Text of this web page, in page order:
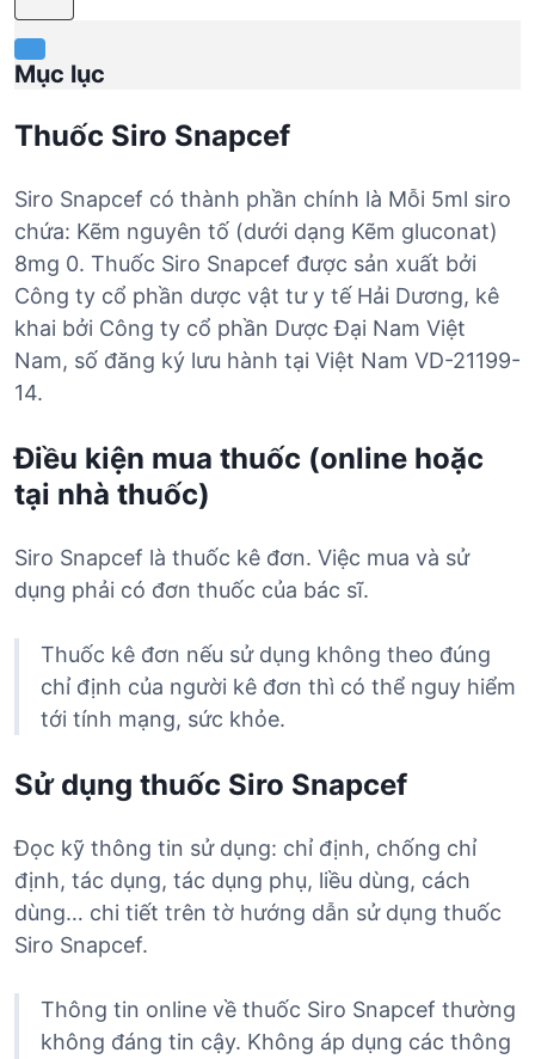
Mục lục
Thuốc Siro Snapcef
Siro Snapcef có thành phần chính là Mỗi 5ml siro
chứa: Kẽm nguyên tố (dưới dạng Kẽm gluconat)
8mg 0. Thuốc Siro Snapcef được sản xuất bởi
Công ty cổ phần dược vật tư y tế Hải Dương, kê
khai bởi Công ty cổ phần Dược Đại Nam Việt
Nam, số đăng ký lưu hành tại Việt Nam VD-21199-
14.
Điều kiện mua thuốc (online hoặc
tại nhà thuốc)
Siro Snapcef là thuốc kê đơn. Việc mua và sử
dụng phải có đơn thuốc của bác sĩ.
Thuốc kê đơn nếu sử dụng không theo đúng
chỉ định của người kê đơn thì có thể nguy hiểm
tới tính mạng, sức khỏe.
Sử dụng thuốc Siro Snapcef
Đọc kỹ thông tin sử dụng: chỉ định, chống chỉ
định, tác dụng, tác dụng phụ, liều dùng, cách
dùng… chi tiết trên tờ hướng dẫn sử dụng thuốc
Siro Snapcef.
Thông tin online về thuốc Siro Snapcef thường
không đáng tin cậy. Không áp dụng các thông